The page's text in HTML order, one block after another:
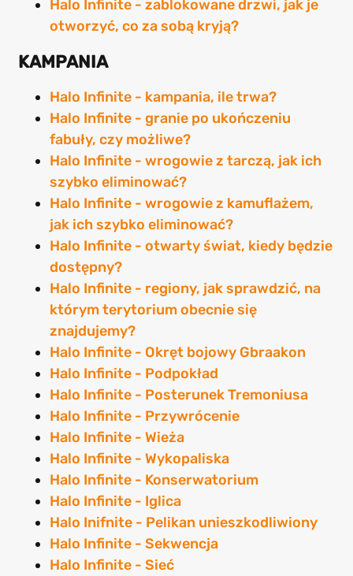
Halo Infinite - zablokowane drzwi, jak je
otworzyć, co za sobą kryją?
KAMPANIA
Halo Infinite - kampania, ile trwa?
Halo Infinite - granie po ukończeniu
fabuły, czy możliwe?
Halo Infinite - wrogowie z tarczą, jak ich
szybko eliminować?
Halo Infinite - wrogowie z kamuflażem,
jak ich szybko eliminować?
Halo Infinite - otwarty świat, kiedy będzie
dostępny?
Halo Infinite - regiony, jak sprawdzić, na
którym terytorium obecnie się
znajdujemy?
Halo Infinite - Okręt bojowy Gbraakon
Halo Infinite - Podpokład
Halo Infinite - Posterunek Tremoniusa
Halo Infinite - Przywrócenie
Halo Infinite - Wieża
Halo Infinite - Wykopaliska
Halo Infinite - Konserwatorium
Halo Infinite - Iglica
Halo Inifnite - Pelikan unieszkodliwiony
Halo Infinite - Sekwencja
Halo Infinite - Sieć